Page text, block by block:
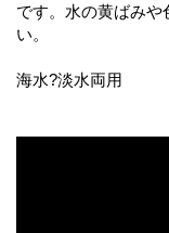
です。水の黄ばみや
い。
海水?淡水両用